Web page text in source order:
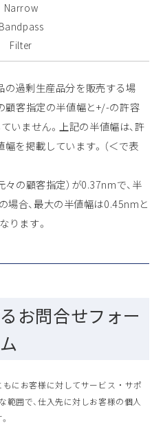
Narrow
Bandpass
Filter
の過剰生産品分を販売する場
顧客指定の半値幅と+/-の許容
いません。上記の半値幅は、許
を掲載しています。（＜で表
々の顧客指定）が0.37nmで、半
合、最大の半値幅は0.45nmと
ります。
お問合せフォー
ム
もにお客様に対してサービス ・ サポ
範囲で、仕入先に対しお客様の個人